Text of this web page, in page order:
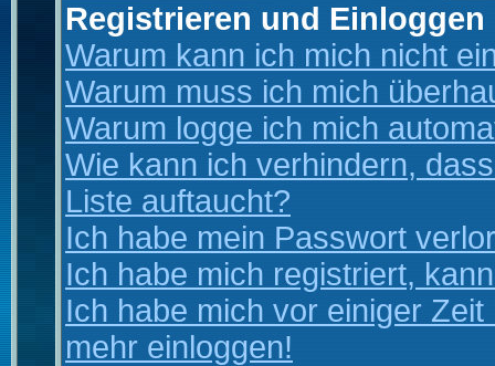
Registrieren und Einloggen
Warum kann ich mich nicht
Warum muss ich mich
Warum logge ich mich
Wie kann ich verhindern,
Liste auftaucht?
Ich habe mein Passwort
Ich habe mich registriert,
Ich habe mich vor einiger
mehr einloggen!